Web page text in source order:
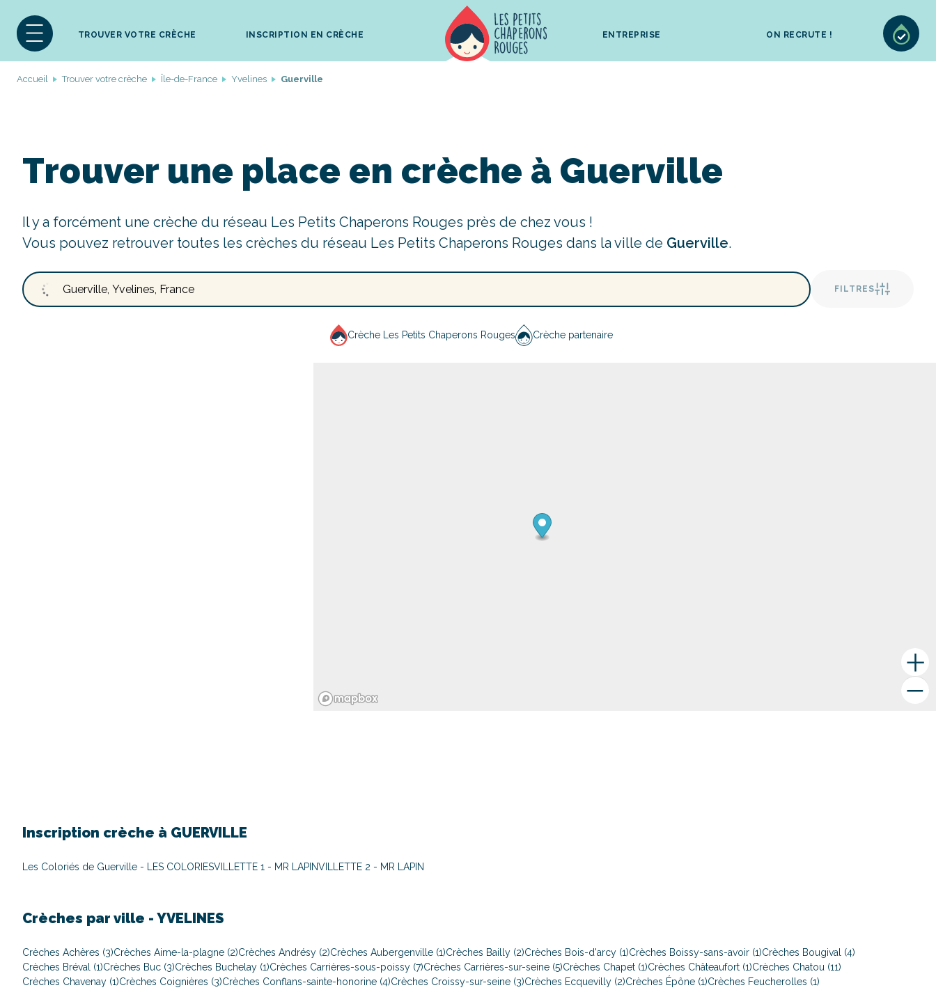
TROUVER VOTRE CRÈCHE INSCRIPTION EN CRÈCHE ENTREPRISE ON RECRUTE !
Accueil Trouver votre crèche Île-de-France Yvelines Guerville
Trouver une place en crèche à Guerville
Il y a forcément une crèche du réseau Les Petits Chaperons Rouges près de chez vous !
Vous pouvez retrouver toutes les crèches du réseau Les Petits Chaperons Rouges dans la ville de Guerville.
FILTRES
Crèche Les Petits Chaperons Rouges Crèche partenaire
Inscription crèche à GUERVILLE
Les Coloriés de Guerville - LES COLORIESVILLETTE 1 - MR LAPINVILLETTE 2 - MR LAPIN
Crèches par ville - YVELINES
Crèches Achères (3)Crèches Aime-la-plagne (2)Crèches Andrésy (2)Crèches Aubergenville (1)Crèches Bailly (2)Crèches Bois-d'arcy (1)Crèches Boissy-sans-avoir (1)Crèches Bougival (4)
Crèches Bréval (1)Crèches Buc (3)Crèches Buchelay (1)Crèches Carrières-sous-poissy (7)Crèches Carrières-sur-seine (5)Crèches Chapet (1)Crèches Châteaufort (1)Crèches Chatou (11)
Crèches Chavenay (1)Crèches Coignières (3)Crèches Conflans-sainte-honorine (4)Crèches Croissy-sur-seine (3)Crèches Ecquevilly (2)Crèches Épône (1)Crèches Feucherolles (1)